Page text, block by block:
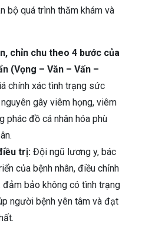
bộ quá trình thăm khám và
chỉn chu theo 4 bước của
(Vọng – Văn – Vấn –
chính xác tình trạng sức
gây viêm họng, viêm
phác đồ cá nhân hóa phù
trị: Đội ngũ lương y, bác
của bệnh nhân, điều chỉnh
đảm bảo không có tình trạng
người bệnh yên tâm và đạt